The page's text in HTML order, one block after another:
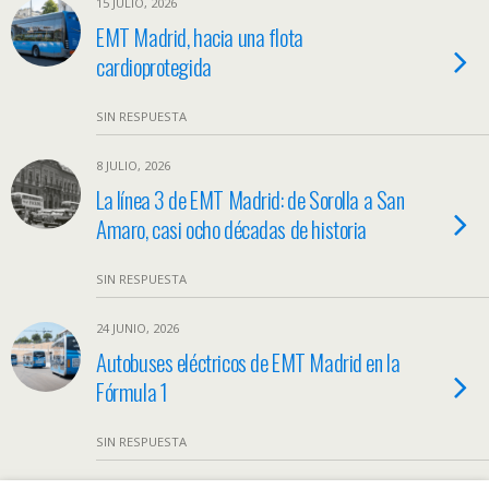
EMT Madrid, hacia una flota
cardioprotegida
SIN RESPUESTA
8 JULIO, 2026
La línea 3 de EMT Madrid: de Sorolla a San
Amaro, casi ocho décadas de historia
SIN RESPUESTA
24 JUNIO, 2026
Autobuses eléctricos de EMT Madrid en la
Fórmula 1
SIN RESPUESTA